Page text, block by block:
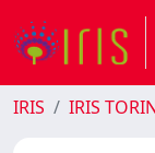
IRIS IRIS